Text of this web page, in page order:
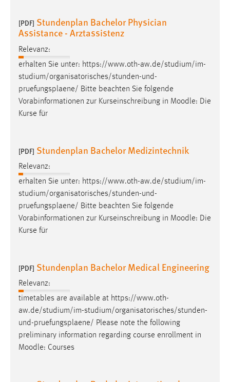
[PDF] Stundenplan Bachelor Physician
Assistance - Arztassistenz
Relevanz:
erhalten Sie unter: https://www.oth-aw.de/studium/im-
studium/organisatorisches/stunden-und-
pruefungsplaene/ Bitte beachten Sie folgende
Vorabinformationen zur Kurseinschreibung in Moodle: Die
Kurse für
[PDF] Stundenplan Bachelor Medizintechnik
Relevanz:
erhalten Sie unter: https://www.oth-aw.de/studium/im-
studium/organisatorisches/stunden-und-
pruefungsplaene/ Bitte beachten Sie folgende
Vorabinformationen zur Kurseinschreibung in Moodle: Die
Kurse für
[PDF] Stundenplan Bachelor Medical Engineering
Relevanz:
timetables are available at https://www.oth-
aw.de/studium/im-studium/organisatorisches/stunden-
und-pruefungsplaene/ Please note the following
preliminary information regarding course enrollment in
Moodle: Courses
Cookie Laufzeit:
Facebook Pixel
Name:
_fbp
Zweck:
Cookie Laufzeit:
3 Monate
EXTERNE MEDIEN
Plattformen anzeigen zu können, werden von diesen
externen Medien Cookies gesetzt.
YouTube
Vimeo